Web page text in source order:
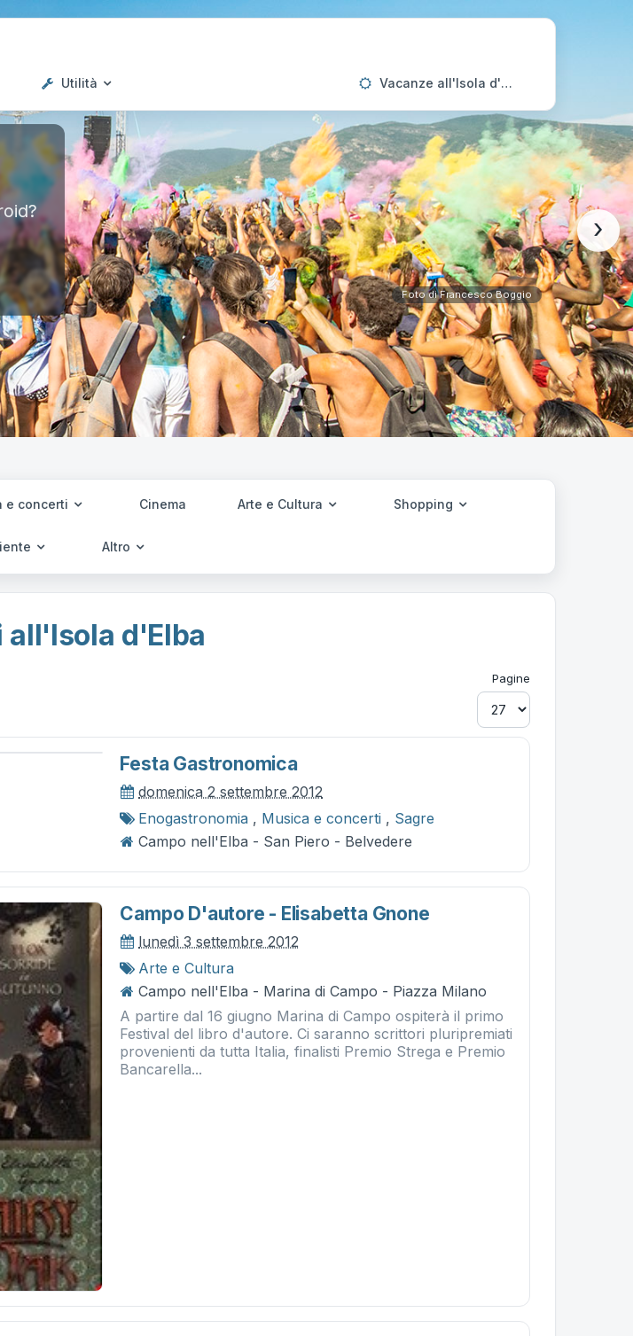
Utilità Vacanze all'Isola d'Elba
Foto di Francesco Boggio
›
e concerti Cinema Arte e Cultura Shopping
Altro
all'Isola d'Elba
Pagine
Festa Gastronomica
domenica 2 settembre 2012
Enogastronomia , Musica e concerti , Sagre
Campo nell'Elba - San Piero - Belvedere
Campo D'autore - Elisabetta Gnone
lunedì 3 settembre 2012
Arte e Cultura
Campo nell'Elba - Marina di Campo - Piazza Milano
A partire dal 16 giugno Marina di Campo ospiterà il primo
Festival del libro d'autore. Ci saranno scrittori pluripremiati
provenienti da tutta Italia, finalisti Premio Strega e Premio
Bancarella...